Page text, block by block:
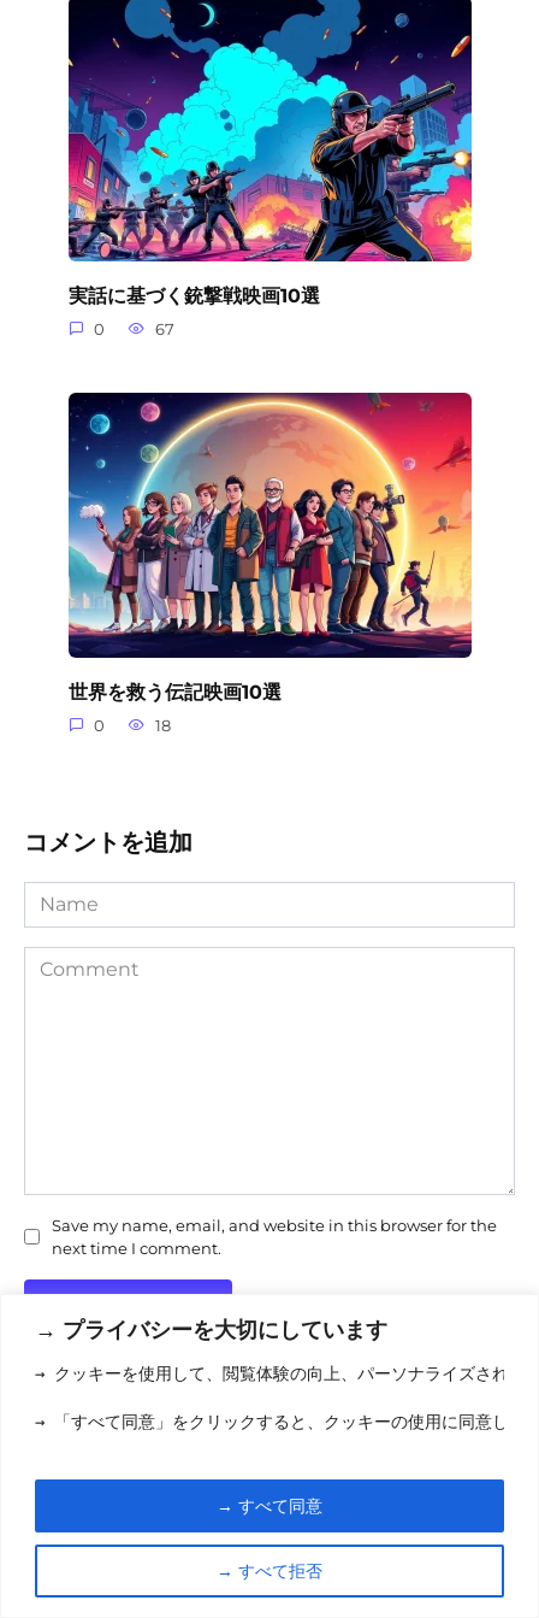
→ プライバシーを大切にしています
→ クッキーを使用して、閲覧体験の向上、パーソナライズされた
→ 「すべて同意」をクリックすると、クッキーの使用に同意した
→ すべて拒否
→ すべて同意
実話に基づく銃撃戦映画10選
0 67
世界を救う伝記映画10選
0 18
コメントを追加
Name
Comment
Save my name, email, and website in this browser for the
next time I comment.
(おといあわせ
© 2026 eigamori.com